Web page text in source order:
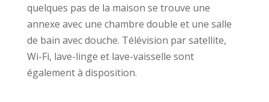
quelques pas de la maison se trouve une
annexe avec une chambre double et une salle
de bain avec douche. Télévision par satellite,
Wi-Fi, lave-linge et lave-vaisselle sont
également à disposition.